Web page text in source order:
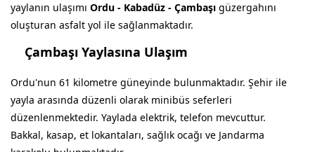
yaylanın ulaşımı Ordu - Kabadüz - Çambaşı güzergahını
oluşturan asfalt yol ile sağlanmaktadır.
Çambaşı Yaylasına Ulaşım
Ordu'nun 61 kilometre güneyinde bulunmaktadır. Şehir ile
yayla arasında düzenli olarak minibüs seferleri
düzenlenmektedir. Yaylada elektrik, telefon mevcuttur.
Bakkal, kasap, et lokantaları, sağlık ocağı ve Jandarma